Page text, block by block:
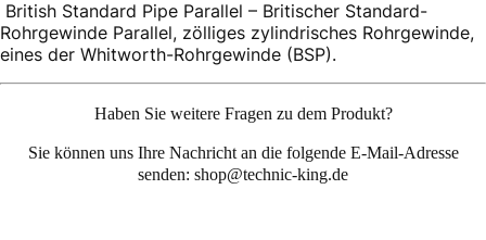
British Standard Pipe Parallel – Britischer Standard-
Rohrgewinde Parallel, zölliges zylindrisches Rohrgewinde,
eines der Whitworth-Rohrgewinde (BSP).
Haben Sie weitere Fragen zu dem Produkt?
Sie können uns Ihre Nachricht an die folgende E-Mail-Adresse
senden: shop@technic-king.de